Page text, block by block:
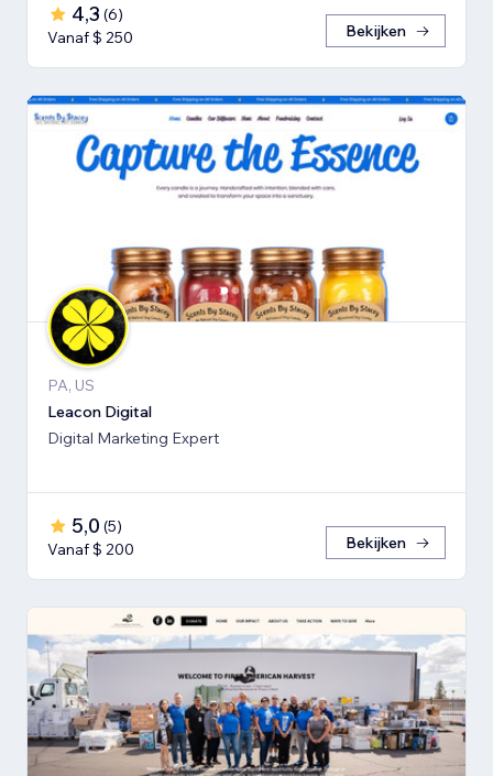
4,3 (6)
Vanaf $ 250
Bekijken
PA, US
Leacon Digital
Digital Marketing Expert
5,0 (5)
Vanaf $ 200
Bekijken